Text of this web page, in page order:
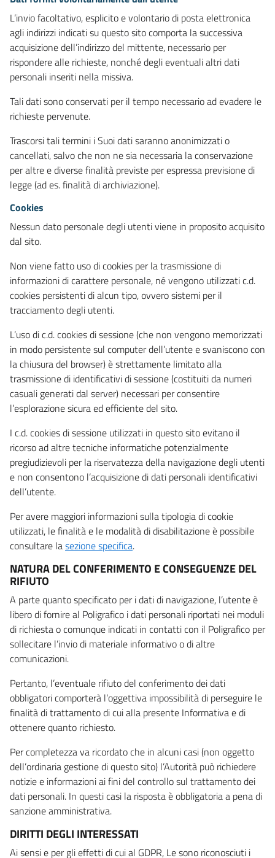
L’invio facoltativo, esplicito e volontario di posta elettronica
agli indirizzi indicati su questo sito comporta la successiva
acquisizione dell’indirizzo del mittente, necessario per
rispondere alle richieste, nonché degli eventuali altri dati
personali inseriti nella missiva.
Tali dati sono conservati per il tempo necessario ad evadere le
richieste pervenute.
Trascorsi tali termini i Suoi dati saranno anonimizzati o
cancellati, salvo che non ne sia necessaria la conservazione
per altre e diverse finalità previste per espressa previsione di
legge (ad es. finalità di archiviazione).
Cookies
Nessun dato personale degli utenti viene in proposito acquisito
dal sito.
Non viene fatto uso di cookies per la trasmissione di
informazioni di carattere personale, né vengono utilizzati c.d.
cookies persistenti di alcun tipo, ovvero sistemi per il
tracciamento degli utenti.
L’uso di c.d. cookies di sessione (che non vengono memorizzati
in modo persistente sul computer dell’utente e svaniscono con
la chiusura del browser) è strettamente limitato alla
trasmissione di identificativi di sessione (costituiti da numeri
casuali generati dal server) necessari per consentire
l’esplorazione sicura ed efficiente del sito.
I c.d. cookies di sessione utilizzati in questo sito evitano il
ricorso ad altre tecniche informatiche potenzialmente
pregiudizievoli per la riservatezza della navigazione degli utenti
e non consentono l’acquisizione di dati personali identificativi
dell’utente.
Per avere maggiori informazioni sulla tipologia di cookie
utilizzati, le finalità e le modalità di disabilitazione è possibile
consultare lasezione specifica.
NATURA DEL CONFERIMENTO E CONSEGUENZE DEL
RIFIUTO
A parte quanto specificato per i dati di navigazione, l’utente è
libero di fornire al Poligrafico i dati personali riportati nei moduli
di richiesta o comunque indicati in contatti con il Poligrafico per
sollecitare l’invio di materiale informativo o di altre
comunicazioni.
Pertanto, l’eventuale rifiuto del conferimento dei dati
obbligatori comporterà l’oggettiva impossibilità di perseguire le
finalità di trattamento di cui alla presente Informativa e di
ottenere quanto richiesto.
Per completezza va ricordato che in alcuni casi (non oggetto
dell’ordinaria gestione di questo sito) l’Autorità può richiedere
notizie e informazioni ai fini del controllo sul trattamento dei
dati personali. In questi casi la risposta è obbligatoria a pena di
sanzione amministrativa.
DIRITTI DEGLI INTERESSATI
Ai sensi e per gli effetti di cui al GDPR, Le sono riconosciuti i